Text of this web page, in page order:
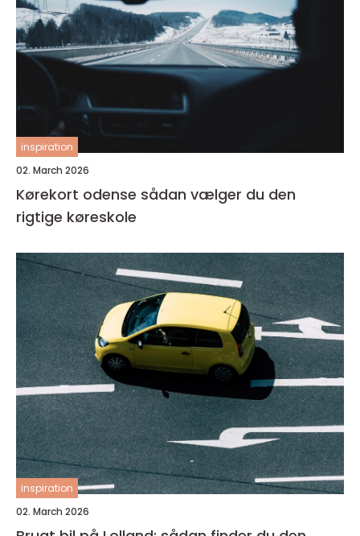
inspiration
02. March 2026
Kørekort odense sådan vælger du den
rigtige køreskole
inspiration
02. March 2026